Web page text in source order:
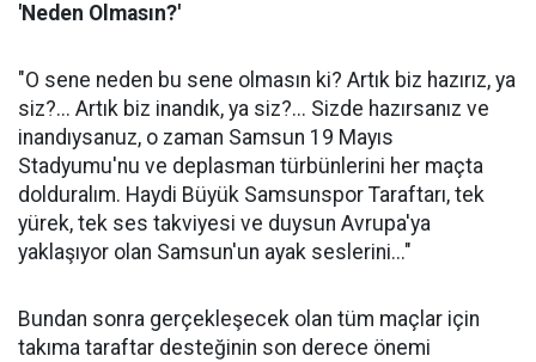
'Neden Olmasın?'
"O sene neden bu sene olmasın ki? Artık biz hazırız, ya
siz?... Artık biz inandık, ya siz?... Sizde hazırsanız ve
inandıysanuz, o zaman Samsun 19 Mayıs
Stadyumu'nu ve deplasman türbünlerini her maçta
dolduralım. Haydi Büyük Samsunspor Taraftarı, tek
yürek, tek ses takviyesi ve duysun Avrupa'ya
yaklaşıyor olan Samsun'un ayak seslerini..."
Bundan sonra gerçekleşecek olan tüm maçlar için
takıma taraftar desteğinin son derece önemi